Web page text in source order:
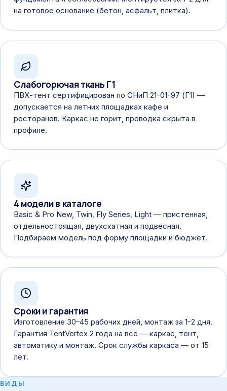
на готовое основание (бетон, асфальт, плитка).
Слабогорючая ткань Г1
ПВХ-тент сертифицирован по СНиП 21-01-97 (Г1) —
допускается на летних площадках кафе и
ресторанов. Каркас не горит, проводка скрыта в
профиле.
4 модели в каталоге
Basic & Pro New, Twin, Fly Series, Light — пристенная,
отдельностоящая, двухскатная и подвесная.
Подбираем модель под форму площадки и бюджет.
Сроки и гарантия
Изготовление 30–45 рабочих дней, монтаж за 1–2 дня.
Гарантия TentVertex 2 года на всё — каркас, тент,
автоматику и монтаж. Срок службы каркаса — от 15
лет.
ВИДЫ